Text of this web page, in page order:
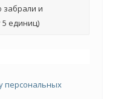
забрали и
единиц)
персональных